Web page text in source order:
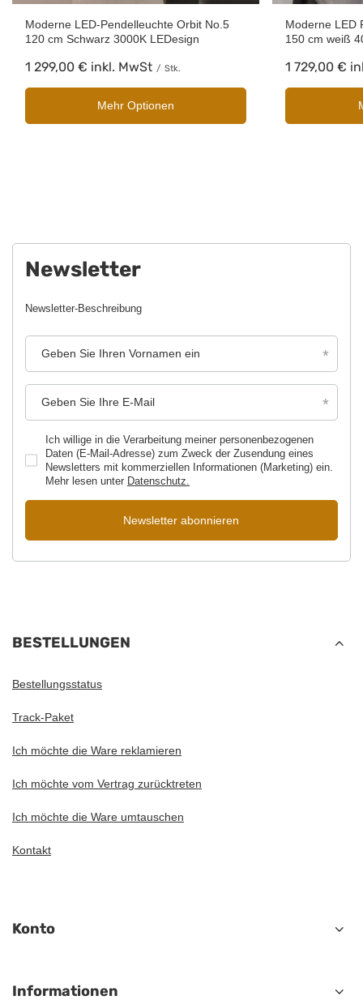
Moderne LED-Pendelleuchte Orbit No.5
120 cm Schwarz 3000K LEDesign
1 299,00 € inkl. MwSt / Stk.
Mehr Optionen
Moderne LED
150 cm weiß
1 729,00 €
Newsletter
Newsletter-Beschreibung
Geben Sie Ihren Vornamen ein
Geben Sie Ihre E-Mail
Ich willige in die Verarbeitung meiner personenbezogenen
Daten (E-Mail-Adresse) zum Zweck der Zusendung eines
Newsletters mit kommerziellen Informationen (Marketing) ein.
Mehr lesen unter Datenschutz.
Newsletter abonnieren
BESTELLUNGEN
Bestellungsstatus
Track-Paket
Ich möchte die Ware reklamieren
Ich möchte vom Vertrag zurücktreten
Ich möchte die Ware umtauschen
Kontakt
Konto
Informationen